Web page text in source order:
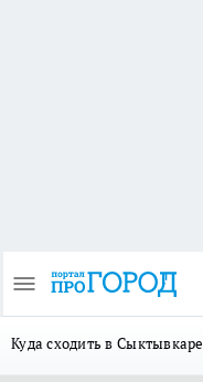
Куда сходить в Сыктывкаре